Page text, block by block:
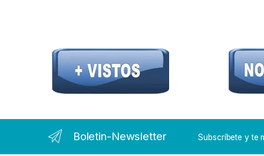
Boletin-Newsletter Subscríbete y te